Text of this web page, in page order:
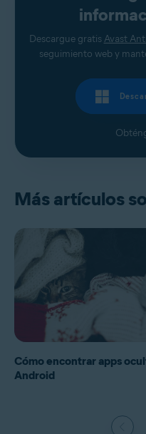
Descargue gratis Avast
seguimiento web y
Más artículos
Cómo encontrar apps
Android